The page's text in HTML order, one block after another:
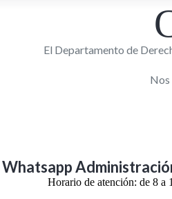
El Departamento de
Nos
Whatsapp
Horario de atención: de 8 a